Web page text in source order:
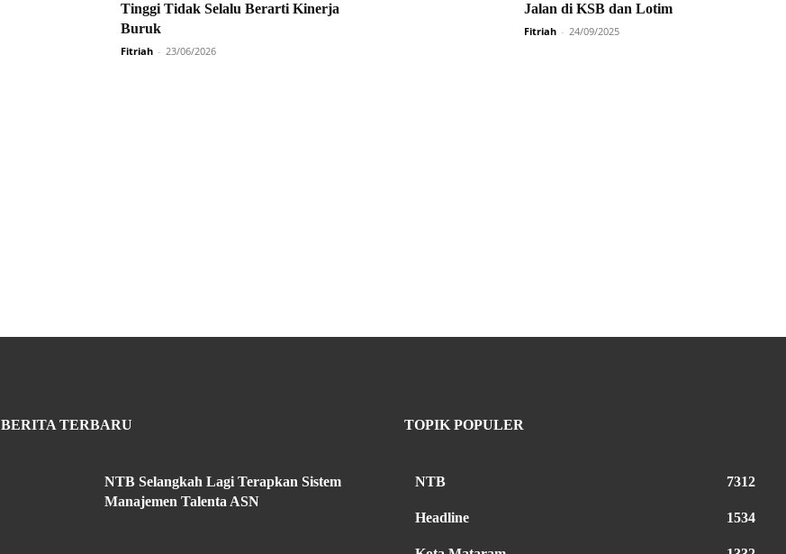
Tinggi Tidak Selalu Berarti Kinerja
Buruk
Fitriah - 23/06/2026
Jalan di KSB dan Lotim
Fitriah - 24/09/2025
BERITA TERBARU
NTB Selangkah Lagi Terapkan Sistem
Manajemen Talenta ASN
TOPIK POPULER
NTB 7312
Headline 1534